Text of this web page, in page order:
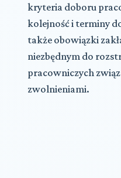
kryteria doboru
kolejność i terminy
także obowiązki
niezbędnym do
pracowniczych
zwolnieniami.